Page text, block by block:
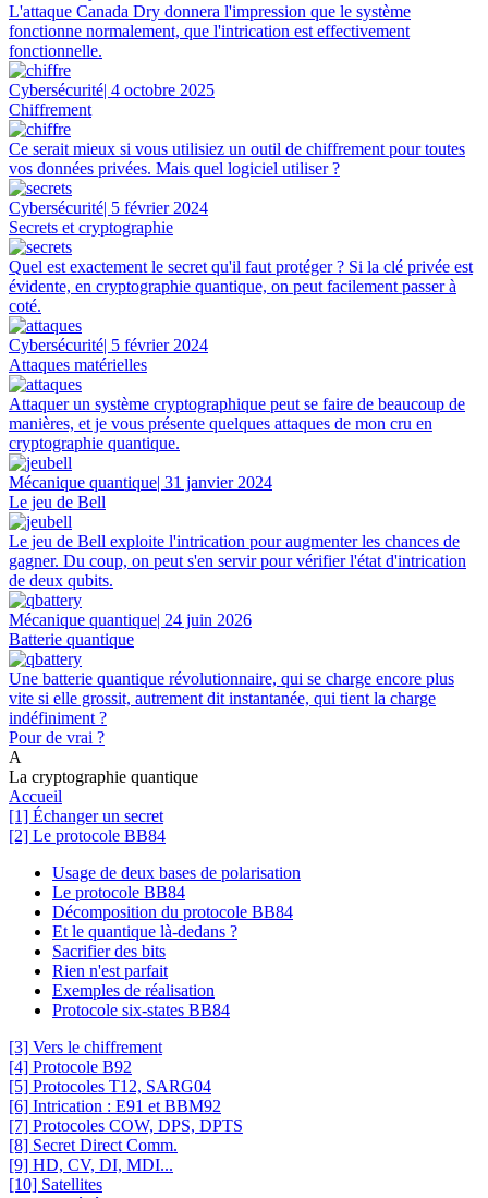
L'attaque Canada Dry donnera l'impression que le système
fonctionne normalement, que l'intrication est effectivement
fonctionnelle.
Cybersécurité| 4 octobre 2025
Chiffrement
Ce serait mieux si vous utilisiez un outil de chiffrement pour toutes
vos données privées. Mais quel logiciel utiliser ?
Cybersécurité| 5 février 2024
Secrets et cryptographie
Quel est exactement le secret qu'il faut protéger ? Si la clé privée est
évidente, en cryptographie quantique, on peut facilement passer à
coté.
Cybersécurité| 5 février 2024
Attaques matérielles
Attaquer un système cryptographique peut se faire de beaucoup de
manières, et je vous présente quelques attaques de mon cru en
cryptographie quantique.
Mécanique quantique| 31 janvier 2024
Le jeu de Bell
Le jeu de Bell exploite l'intrication pour augmenter les chances de
gagner. Du coup, on peut s'en servir pour vérifier l'état d'intrication
de deux qubits.
Mécanique quantique| 24 juin 2026
Batterie quantique
Une batterie quantique révolutionnaire, qui se charge encore plus
vite si elle grossit, autrement dit instantanée, qui tient la charge
indéfiniment ?
Pour de vrai ?
A
La cryptographie quantique
Accueil
[1] Échanger un secret
[2] Le protocole BB84
Usage de deux bases de polarisation
Le protocole BB84
Décomposition du protocole BB84
Et le quantique là-dedans ?
Sacrifier des bits
Rien n'est parfait
Exemples de réalisation
Protocole six-states BB84
[3] Vers le chiffrement
[4] Protocole B92
[5] Protocoles T12, SARG04
[6] Intrication : E91 et BBM92
[7] Protocoles COW, DPS, DPTS
[8] Secret Direct Comm.
[9] HD, CV, DI, MDI...
[10] Satellites